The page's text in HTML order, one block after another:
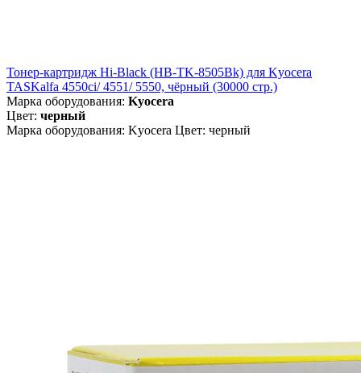
Тонер-картридж Hi-Black (HB-TK-8505Bk) для Kyocera
TASKalfa 4550ci/ 4551/ 5550, чёрный (30000 стр.)
Марка оборудования: Kyocera
Цвет: черный
Марка оборудования: Kyocera Цвет: черный